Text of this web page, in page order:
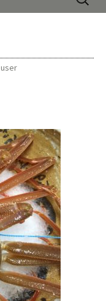
user